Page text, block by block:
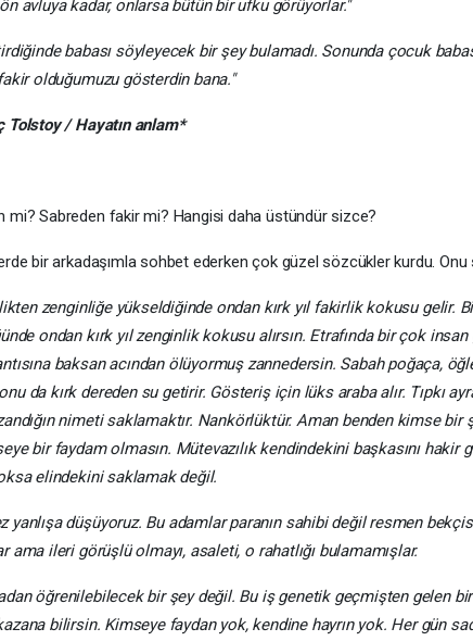
avluya kadar, onlarsa bütün bir ufku görüyorlar."
babası söyleyecek bir şey bulamadı. Sonunda çocuk
olduğumuzu gösterdin bana."
Tolstoy / Hayatın anlam*
mi? Sabreden fakir mi? Hangisi daha üstündür sizce?
bir arkadaşımla sohbet ederken çok güzel sözcükler kurdu.
zenginliğe yükseldiğinde ondan kırk yıl fakirlik kokusu gelir.
ondan kırk yıl zenginlik kokusu alırsın. Etrafında bir çok
baksan acından ölüyormuş zannedersin. Sabah poğaça,
da kırk dereden su getirir. Gösteriş için lüks araba alır. Tıpkı
nimeti saklamaktır. Nankörlüktür. Aman benden kimse bir
bir faydam olmasın. Mütevazılık kendindekini başkasını hakir
elindekini saklamak değil.
yanlışa düşüyoruz. Bu adamlar paranın sahibi değil resmen
ama ileri görüşlü olmayı, asaleti, o rahatlığı bulamamışlar.
öğrenilebilecek bir şey değil. Bu iş genetik geçmişten gelen
bilirsin. Kimseye faydan yok, kendine hayrın yok. Her gün